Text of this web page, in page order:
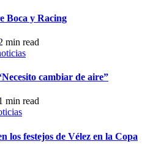
Boca y Racing
min read
cambiar de aire”
min read
los festejos de Vélez en la Copa